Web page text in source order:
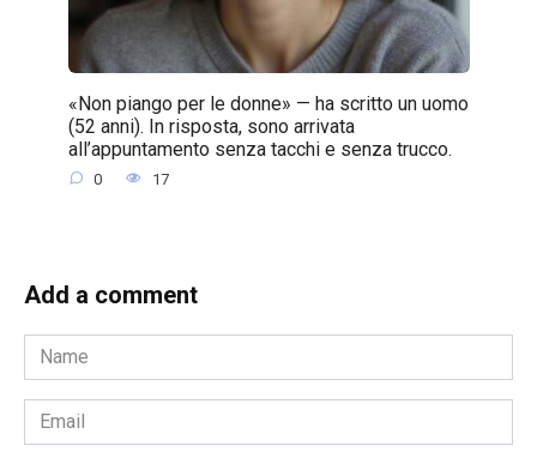
«Non piango per le donne» — ha scritto un uomo
(52 anni). In risposta, sono arrivata
all’appuntamento senza tacchi e senza trucco.
0 17
Add a comment
Name
*
Email
*